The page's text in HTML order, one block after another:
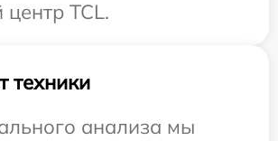
TCL.
техники
анализа мы